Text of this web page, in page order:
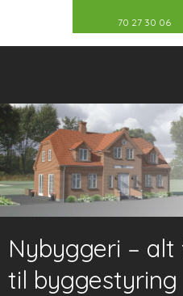
70 27 30 06
​Nybyggeri –
til byggestyring